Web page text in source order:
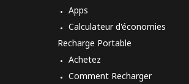
Apps
Calculateur d'économies
Recharge Portable
Achetez
Comment Recharger